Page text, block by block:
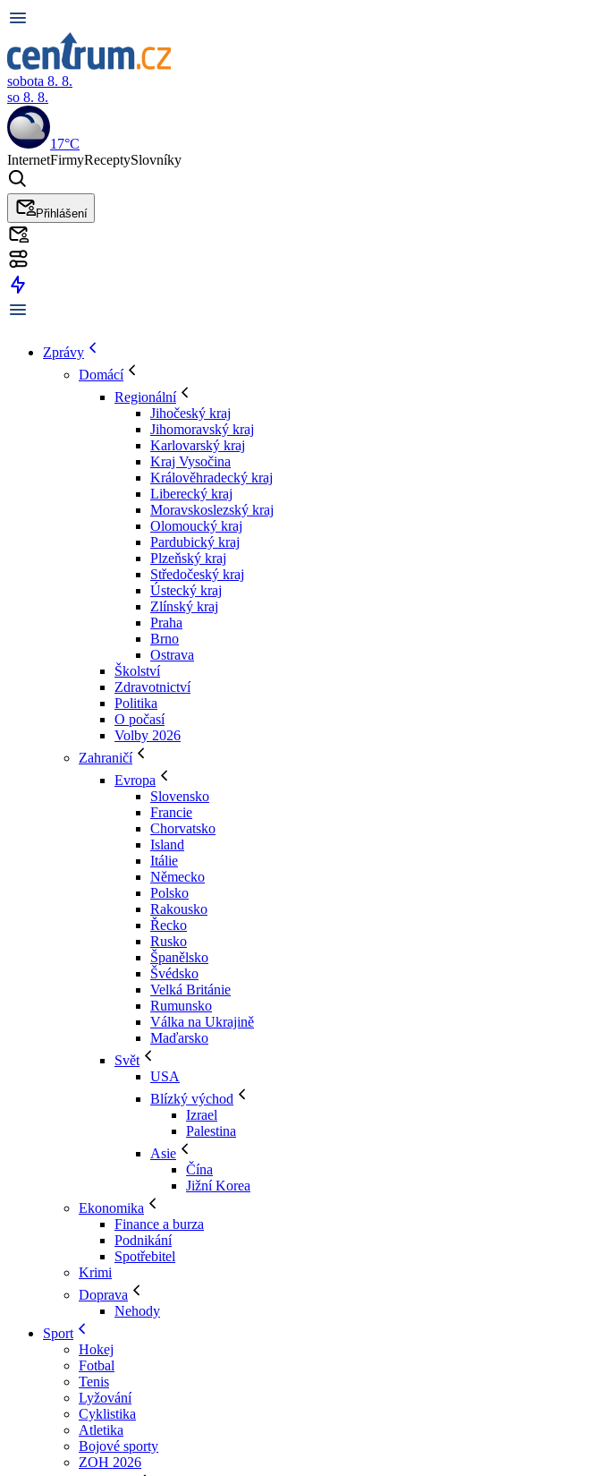
sobota 8. 8.
so 8. 8.
17°C
InternetFirmyReceptySlovníky
Přihlášení
Zprávy
Domácí
Regionální
Jihočeský kraj
Jihomoravský kraj
Karlovarský kraj
Kraj Vysočina
Králověhradecký kraj
Liberecký kraj
Moravskoslezský kraj
Olomoucký kraj
Pardubický kraj
Plzeňský kraj
Středočeský kraj
Ústecký kraj
Zlínský kraj
Praha
Brno
Ostrava
Školství
Zdravotnictví
Politika
O počasí
Volby 2026
Zahraničí
Evropa
Slovensko
Francie
Chorvatsko
Island
Itálie
Německo
Polsko
Rakousko
Řecko
Rusko
Španělsko
Švédsko
Velká Británie
Rumunsko
Válka na Ukrajině
Maďarsko
Svět
USA
Blízký východ
Izrael
Palestina
Asie
Čína
Jižní Korea
Ekonomika
Finance a burza
Podnikání
Spotřebitel
Krimi
Doprava
Nehody
Sport
Hokej
Fotbal
Tenis
Lyžování
Cyklistika
Atletika
Bojové sporty
ZOH 2026